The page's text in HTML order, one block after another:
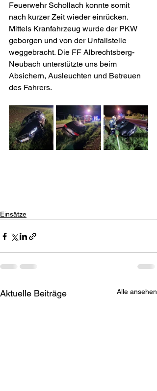
Feuerwehr Schollach konnte somit
nach kurzer Zeit wieder einrücken.
Mittels Kranfahrzeug wurde der PKW
geborgen und von der Unfallstelle
weggebracht. Die FF Albrechtsberg-
Neubach unterstützte uns beim
Absichern, Ausleuchten und Betreuen
des Fahrers.
Einsätze
Aktuelle Beiträge Alle ansehen